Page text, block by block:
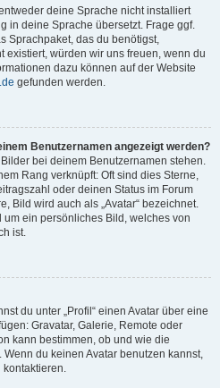
deine Sprache nicht installiert
in deine Sprache übersetzt. Frage ggf.
Sprachpaket, das du benötigst,
existiert, würden wir uns freuen, wenn du
dazu können auf der Website
gefunden werden.
Benutzernamen angezeigt werden?
bei deinem Benutzernamen stehen.
Rang verknüpft: Oft sind dies Sterne,
oder deinen Status im Forum
Bild wird auch als „Avatar“ bezeichnet.
ein persönliches Bild, welches von
ist.
du unter „Profil“ einen Avatar über eine
Gravatar, Galerie, Remote oder
kann bestimmen, ob und wie die
du keinen Avatar benutzen kannst,